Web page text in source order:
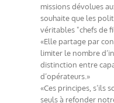
missions dévolues
souhaite que les
véritables "chefs de
«Elle partage par
limiter le nombre
distinction entre
d’opérateurs.»
«Ces principes, s’ils
seuls à refonder